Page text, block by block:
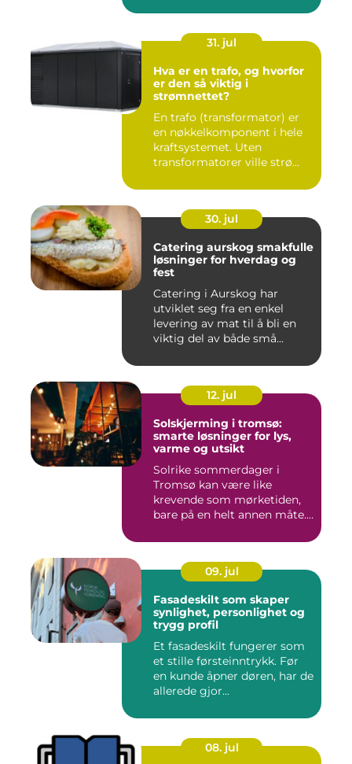
31. jul
Hva er en trafo, og hvorfor
er den så viktig i
strømnettet?
En trafo (transformator) er
en nøkkelkomponent i hele
kraftsystemet. Uten
transformatorer ville strø...
30. jul
Catering aurskog smakfulle
løsninger for hverdag og
fest
Catering i Aurskog har
utviklet seg fra en enkel
levering av mat til å bli en
viktig del av både små...
12. jul
Solskjerming i tromsø:
smarte løsninger for lys,
varme og utsikt
Solrike sommerdager i
Tromsø kan være like
krevende som mørketiden,
bare på en helt annen måte.
09. jul
Fasadeskilt som skaper
synlighet, personlighet og
trygg profil
Et fasadeskilt fungerer som
et stille førsteinntrykk. Før
en kunde åpner døren, har de
allerede gjor...
08. jul